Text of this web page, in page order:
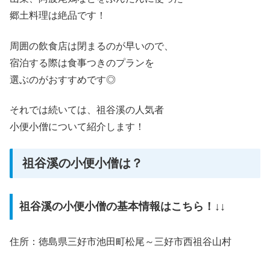
郷土料理は絶品です！
周囲の飲食店は閉まるのが早いので、
宿泊する際は食事つきのプランを
選ぶのがおすすめです◎
それでは続いては、祖谷溪の人気者
小便小僧について紹介します！
祖谷溪の小便小僧は？
祖谷溪の小便小僧の基本情報はこちら！↓↓
住所：徳島県三好市池田町松尾～三好市西祖谷山村